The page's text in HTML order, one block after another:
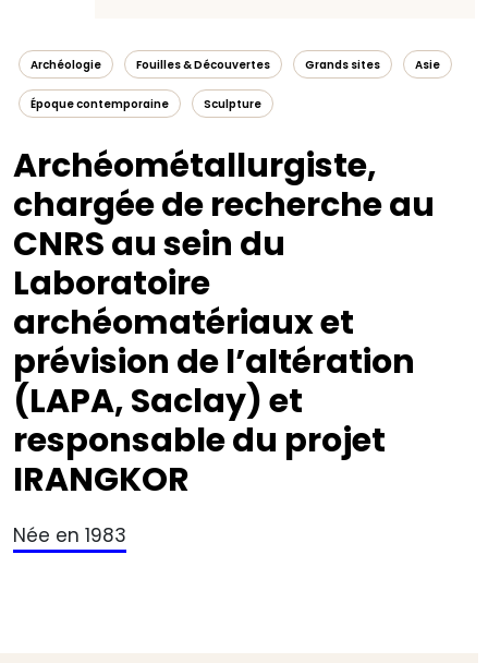
Archéologie Fouilles & Découvertes Grands sites Asie
Époque contemporaine Sculpture
Archéométallurgiste,
chargée de recherche au
CNRS au sein du
Laboratoire
archéomatériaux et
prévision de l’altération
(LAPA, Saclay) et
responsable du projet
IRANGKOR
Née en 1983